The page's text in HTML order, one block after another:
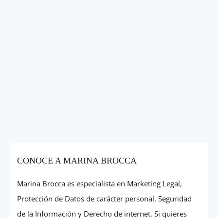
CONOCE A MARINA BROCCA
Marina Brocca es especialista en Marketing Legal,
Protección de Datos de carácter personal, Seguridad
de la Información y Derecho de internet. Si quieres